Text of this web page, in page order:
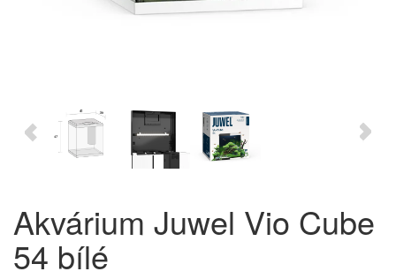
Akvárium Juwel Vio Cube
54 bílé